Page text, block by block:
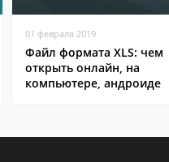
01 февраля 2019
Файл формата XLS: чем
открыть онлайн, на
компьютере, андроиде